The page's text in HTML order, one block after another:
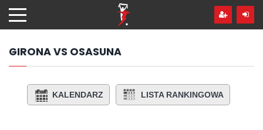
hdo
treści
GIRONA VS OSASUNA
KALENDARZ LISTA RANKINGOWA